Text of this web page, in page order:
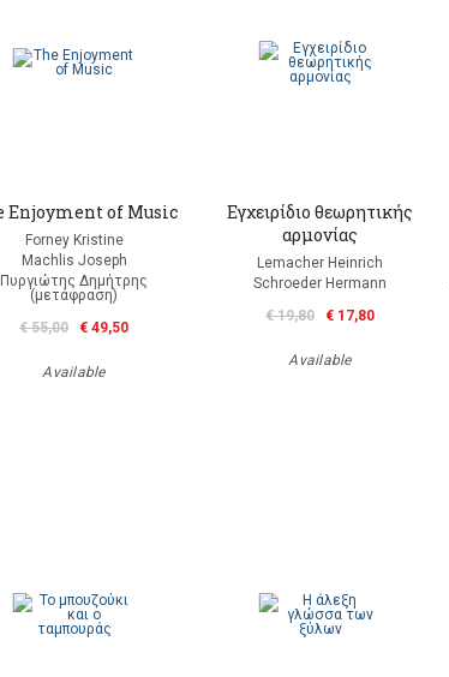
Enjoyment of Music
Forney Kristine
Machlis Joseph
Πυργιώτης Δημήτρης
(μετάφραση)
€ 55,00
€ 49,50
Available
Εγχειρίδιο θεωρητικής
αρμονίας
Lemacher Heinrich
Schroeder Hermann
€ 19,80
€ 17,80
Available